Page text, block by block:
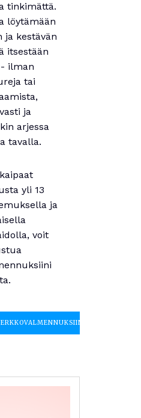
tinkimättä.
löytämään
ja kestävän
itsestään
ilman
tai
ja
arjessa
tavalla.
yli 13
ja
voit